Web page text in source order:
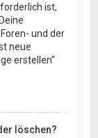
ist,
und der
neue
erstellen“
löschen?